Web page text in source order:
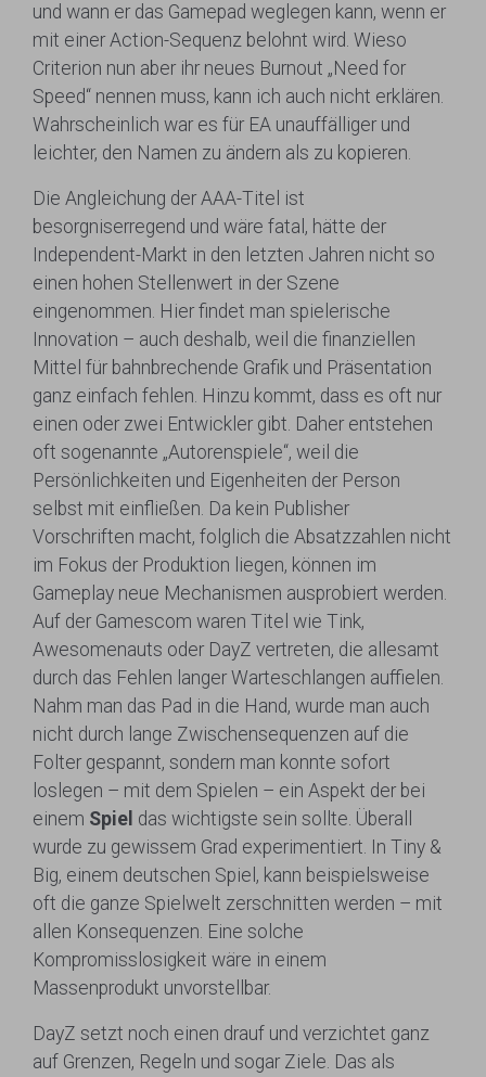
und wann er das Gamepad weglegen kann, wenn er
mit einer Action-Sequenz belohnt wird. Wieso
Criterion nun aber ihr neues Burnout „Need for
Speed“ nennen muss, kann ich auch nicht erklären.
Wahrscheinlich war es für EA unauffälliger und
leichter, den Namen zu ändern als zu kopieren.
Die Angleichung der AAA-Titel ist
besorgniserregend und wäre fatal, hätte der
Independent-Markt in den letzten Jahren nicht so
einen hohen Stellenwert in der Szene
eingenommen. Hier findet man spielerische
Innovation – auch deshalb, weil die finanziellen
Mittel für bahnbrechende Grafik und Präsentation
ganz einfach fehlen. Hinzu kommt, dass es oft nur
einen oder zwei Entwickler gibt. Daher entstehen
oft sogenannte „Autorenspiele“, weil die
Persönlichkeiten und Eigenheiten der Person
selbst mit einfließen. Da kein Publisher
Vorschriften macht, folglich die Absatzzahlen nicht
im Fokus der Produktion liegen, können im
Gameplay neue Mechanismen ausprobiert werden.
Auf der Gamescom waren Titel wie Tink,
Awesomenauts oder DayZ vertreten, die allesamt
durch das Fehlen langer Warteschlangen auffielen.
Nahm man das Pad in die Hand, wurde man auch
nicht durch lange Zwischensequenzen auf die
Folter gespannt, sondern man konnte sofort
loslegen – mit dem Spielen – ein Aspekt der bei
einem Spiel das wichtigste sein sollte. Überall
wurde zu gewissem Grad experimentiert. In Tiny &
Big, einem deutschen Spiel, kann beispielsweise
oft die ganze Spielwelt zerschnitten werden – mit
allen Konsequenzen. Eine solche
Kompromisslosigkeit wäre in einem
Massenprodukt unvorstellbar.
DayZ setzt noch einen drauf und verzichtet ganz
auf Grenzen, Regeln und sogar Ziele. Das als